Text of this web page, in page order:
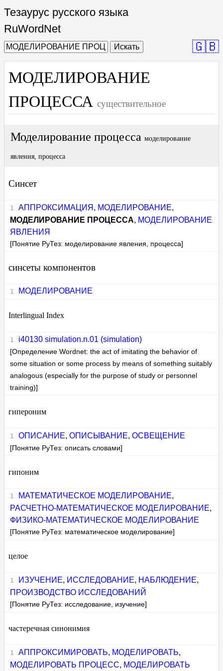
Тезаурус русского языка
RuWordNet
Искать 🇬🇧
МОДЕЛИРОВАНИЕ
ПРОЦЕССА существительное
Моделирование процесса моделирование
явления, процесса
Синсет
АППРОКСИМАЦИЯ , МОДЕЛИРОВАНИЕ,
МОДЕЛИРОВАНИЕ ПРОЦЕССА, МОДЕЛИРОВАНИЕ
ЯВЛЕНИЯ
[Понятие РуТез: моделирование явления, процесса]
синсеты компонентов
МОДЕЛИРОВАНИЕ
Interlingual Index
i40130 simulation.n.01 (simulation)
[Определение Wordnet: the act of imitating the behavior of
some situation or some process by means of something suitably
analogous (especially for the purpose of study or personnel
training)]
гипероним
ОПИСАНИЕ, ОПИСЫВАНИЕ, ОСВЕЩЕНИЕ
[Понятие РуТез: описать словами]
гипоним
МАТЕМАТИЧЕСКОЕ МОДЕЛИРОВАНИЕ,
РАСЧЕТНО-МАТЕМАТИЧЕСКОЕ МОДЕЛИРОВАНИЕ,
ФИЗИКО-МАТЕМАТИЧЕСКОЕ МОДЕЛИРОВАНИЕ
[Понятие РуТез: математическое моделирование]
целое
ИЗУЧЕНИЕ, ИССЛЕДОВАНИЕ, НАБЛЮДЕНИЕ,
ПРОИЗВОДСТВО ИССЛЕДОВАНИЙ
[Понятие РуТез: исследование, изучение]
частеречная синонимия
АППРОКСИМИРОВАТЬ, МОДЕЛИРОВАТЬ,
МОДЕЛИРОВАТЬ ПРОЦЕСС, МОДЕЛИРОВАТЬ